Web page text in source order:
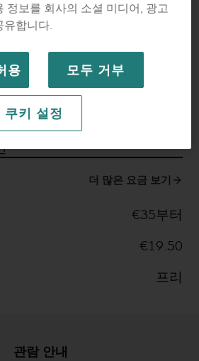
동영상 가이드
마지막 입장
더 많은 요금 보기
€35부터
€19.50
프리
관람 안내
정보를 회사의 소셜 미디어, 광고
유합니다.
쿠키 설정
모두 거부
용